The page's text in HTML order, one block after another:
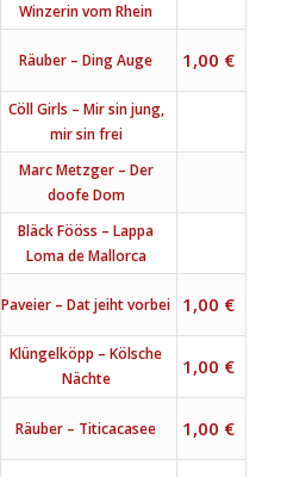
Winzerin vom Rhein
Räuber – Ding Auge 1,00 €
Cöll Girls – Mir sin jung,
mir sin frei
Marc Metzger – Der
doofe Dom
Bläck Fööss – Lappa
Loma de Mallorca
Paveier – Dat jeiht vorbei 1,00 €
Klüngelköpp – Kölsche
Nächte
1,00 €
Räuber – Titicacasee 1,00 €